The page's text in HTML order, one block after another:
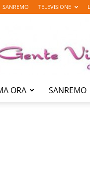
SANREMO TELEVISIONE
ORA SANREMO